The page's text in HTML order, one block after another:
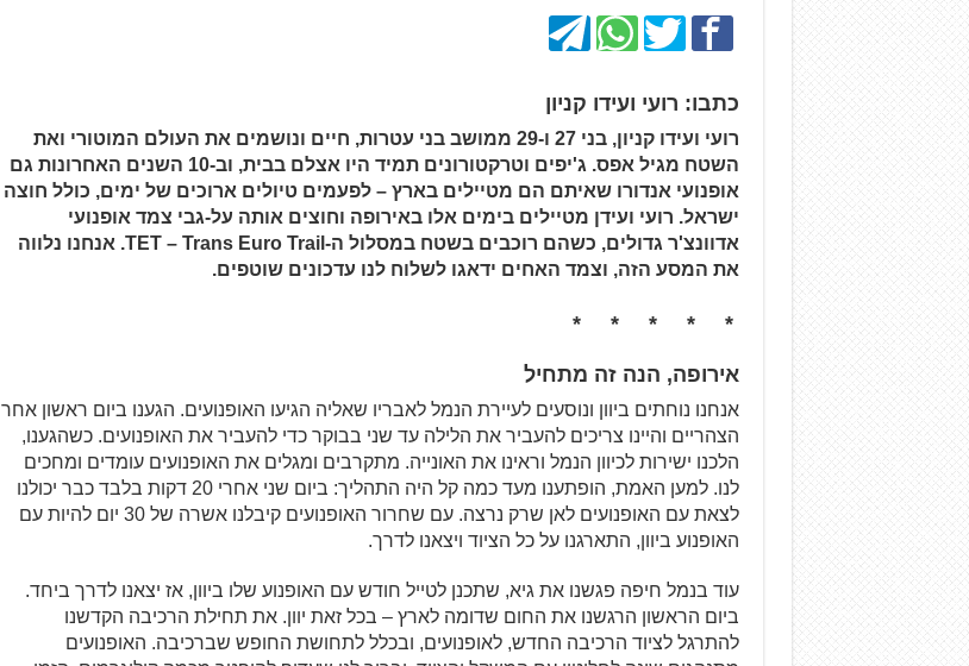
כתבו: רועי ועידו קניון
רועי ועידו קניון, בני 27 ו-29 ממושב בני עטרות, חיים ונושמים את העולם המוטורי ואת
השטח מגיל אפס. ג'יפים וטרקטורונים תמיד היו אצלם בבית, וב-10 השנים האחרונות גם
אופנועי אנדורו שאיתם הם מטיילים בארץ – לפעמים טיולים ארוכים של ימים, כולל חוצה
ישראל. רועי ועידן מטיילים בימים אלו באירופה וחוצים אותה על-גבי צמד אופנועי
אדוונצ'ר גדולים, כשהם רוכבים בשטח במסלול ה-TET – Trans Euro Trail. אנחנו נלווה
את המסע הזה, וצמד האחים ידאגו לשלוח לנו עדכונים שוטפים.
* * * * *
אירופה, הנה זה מתחיל
אנחנו נוחתים ביוון ונוסעים לעיירת הנמל לאבריו שאליה הגיעו האופנועים. הגענו ביום ראשון אחר
הצהריים והיינו צריכים להעביר את הלילה עד שני בבוקר כדי להעביר את האופנועים. כשהגענו,
הלכנו ישירות לכיוון הנמל וראינו את האונייה. מתקרבים ומגלים את האופנועים עומדים ומחכים
לנו. למען האמת, הופתענו מעד כמה קל היה התהליך: ביום שני אחרי 20 דקות בלבד כבר יכולנו
לצאת עם האופנועים לאן שרק נרצה. עם שחרור האופנועים קיבלנו אשרה של 30 יום להיות עם
האופנוע ביוון, התארגנו על כל הציוד ויצאנו לדרך.
עוד בנמל חיפה פגשנו את גיא, שתכנן לטייל חודש עם האופנוע שלו ביוון, אז יצאנו לדרך ביחד.
ביום הראשון הרגשנו את החום שדומה לארץ – בכל זאת יוון. את תחילת הרכיבה הקדשנו
להתרגל לציוד הרכיבה החדש, לאופנועים, ובכלל לתחושת החופש שברכיבה. האופנועים